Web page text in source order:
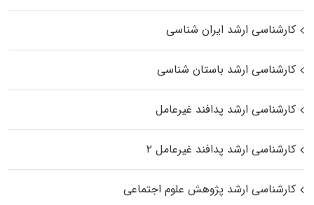
کارشناسی ارشد ایران شناسی
کارشناسی ارشد باستان شناسی
کارشناسی ارشد پدافند غیرعامل
کارشناسی ارشد پدافند غیرعامل ۲
کارشناسی ارشد پژوهش علوم اجتماعی